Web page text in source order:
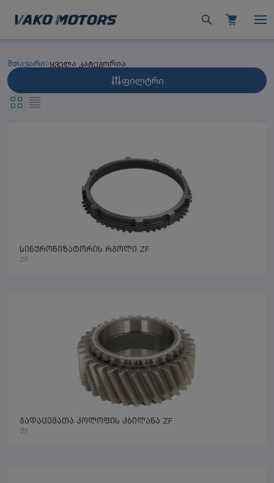
მთავარი ყველა კატეგორია
ფილტრი
სინქრონიზატორის რგოლი ZF
ZF
გადაცემათა კოლოფის კბილანა ZF
ZF